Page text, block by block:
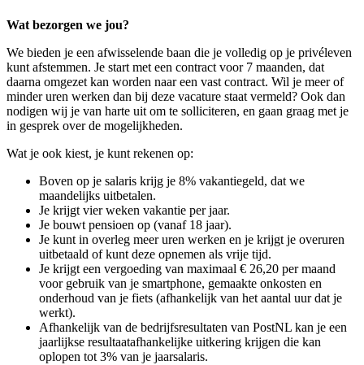
Wat bezorgen we jou?
We bieden je een afwisselende baan die je volledig op je privéleven
kunt afstemmen. Je start met een contract voor 7 maanden, dat
daarna omgezet kan worden naar een vast contract. Wil je meer of
minder uren werken dan bij deze vacature staat vermeld? Ook dan
nodigen wij je van harte uit om te solliciteren, en gaan graag met je
in gesprek over de mogelijkheden.
Wat je ook kiest, je kunt rekenen op:
Boven op je salaris krijg je 8% vakantiegeld, dat we
maandelijks uitbetalen.
Je krijgt vier weken vakantie per jaar.
Je bouwt pensioen op (vanaf 18 jaar).
Je kunt in overleg meer uren werken en je krijgt je overuren
uitbetaald of kunt deze opnemen als vrije tijd.
Je krijgt een vergoeding van maximaal € 26,20 per maand
voor gebruik van je smartphone, gemaakte onkosten en
onderhoud van je fiets (afhankelijk van het aantal uur dat je
werkt).
Afhankelijk van de bedrijfsresultaten van PostNL kan je een
jaarlijkse resultaatafhankelijke uitkering krijgen die kan
oplopen tot 3% van je jaarsalaris.